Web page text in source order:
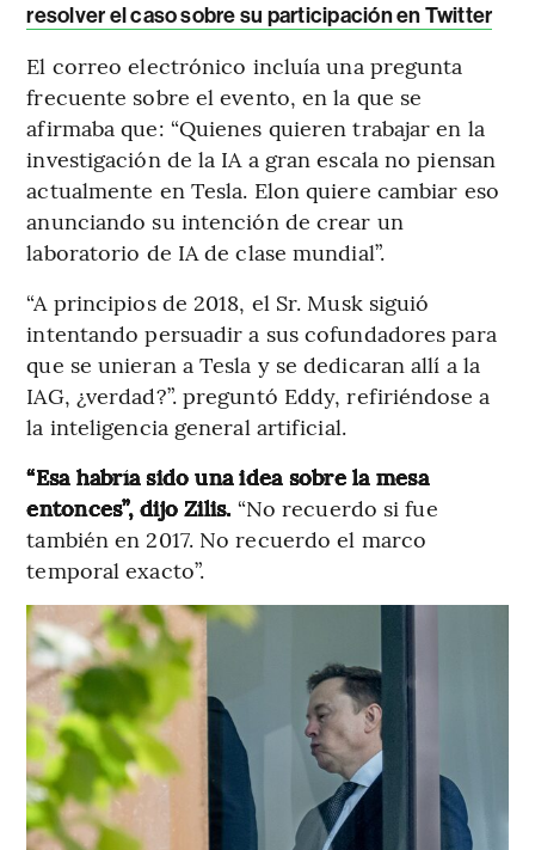
resolver el caso sobre su participación en Twitter
El correo electrónico incluía una pregunta
frecuente sobre el evento, en la que se
afirmaba que: “Quienes quieren trabajar en la
investigación de la IA a gran escala no piensan
actualmente en Tesla. Elon quiere cambiar eso
anunciando su intención de crear un
laboratorio de IA de clase mundial”.
“A principios de 2018, el Sr. Musk siguió
intentando persuadir a sus cofundadores para
que se unieran a Tesla y se dedicaran allí a la
IAG, ¿verdad?”. preguntó Eddy, refiriéndose a
la inteligencia general artificial.
“Esa habría sido una idea sobre la mesa
entonces”, dijo Zilis. “No recuerdo si fue
también en 2017. No recuerdo el marco
temporal exacto”.